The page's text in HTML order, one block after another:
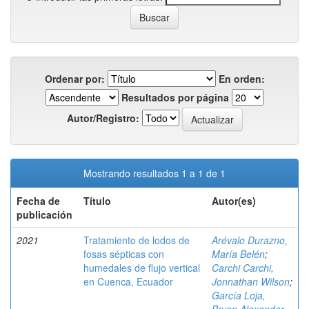
Ordenar por:
En orden:
Resultados por página
Autor/Registro:
Mostrando resultados 1 a 1 de 1
Fecha de
publicación
Título Autor(es)
2021
Tratamiento de lodos de
fosas sépticas con
humedales de flujo vertical
en Cuenca, Ecuador
Arévalo Durazno,
María Belén;
Carchi Carchi,
Jonnathan Wilson;
García Loja,